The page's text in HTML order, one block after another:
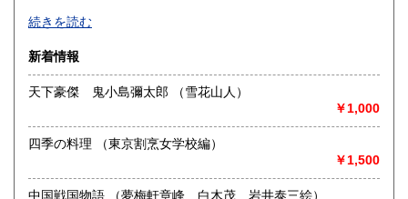
最寄駅：名古屋市営地下鉄鶴舞線
営業時間：12:00～18:00
定休日：火曜日定休(仕入れのため不定休となる場合がござい
書籍の買取について
美術関係、建築関係資料等扱っております。
また、江戸期からの古地図、刷り物など、視覚的に当時の様
続きを読む
新着情報
天下豪傑 鬼小島彌太郎 （雪花山人）
￥1,000
四季の料理 （東京割烹女学校編）
￥1,500
中国戦国物語 （夢梅軒章峰 白木茂 岩井泰三絵）